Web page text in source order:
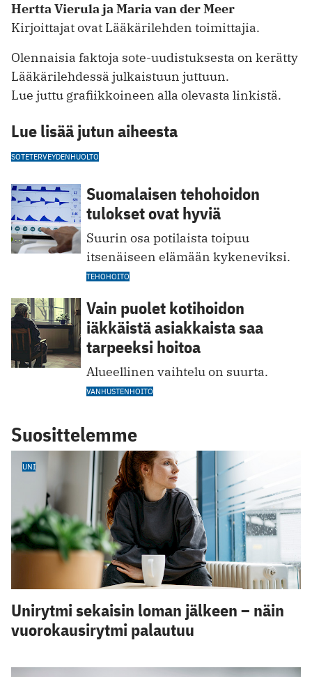
Hertta Vierula ja Maria van der Meer
Kirjoittajat ovat Lääkärilehden toimittajia.
Olennaisia faktoja sote-uudistuksesta on kerätty
Lääkärilehdessä julkaistuun juttuun.
Lue juttu grafiikkoineen alla olevasta linkistä.
Lue lisää jutun aiheesta
SOTETERVEYDENHUOLTO
Suomalaisen tehohoidon
tulokset ovat hyviä
Suurin osa potilaista toipuu
itsenäiseen elämään kykeneviksi.
TEHOHOITO
Vain puolet kotihoidon
iäkkäistä asiakkaista saa
tarpeeksi hoitoa
Alueellinen vaihtelu on suurta.
VANHUSTENHOITO
Suosittelemme
UNI
Unirytmi sekaisin loman jälkeen – näin
vuorokausirytmi palautuu